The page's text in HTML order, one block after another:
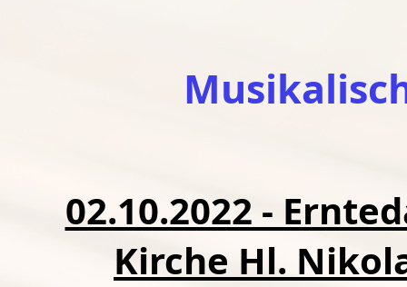
02.10.2022 -
Kirche Hl.